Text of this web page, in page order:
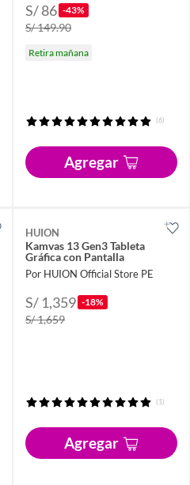
S/ 86 -43%
S/ 149.90
Retira mañana
(6)
Agregar
HUION
Kamvas 13 Gen3 Tableta
Gráfica con Pantalla
Por HUION Official Store PE
S/ 1,359 -18%
S/ 1,659
(1)
Agregar